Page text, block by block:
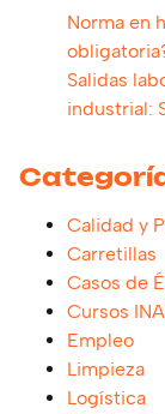
Norma en
Salidas
industrial:
Calidad y
Carretillas
Casos de
Cursos
Empleo
Limpieza
Logística